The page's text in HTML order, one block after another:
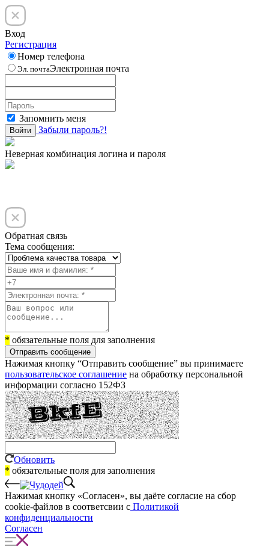
Вход
Регистрация
Номер телефона
Эл. почтаЭлектронная почта
Запомнить меня
Войти Забыли пароль?!
Неверная комбинация логина и пароля
Обратная связь
Тема сообщения:
* обязательные поля для заполнения
Отправить сообщение
Нажимая кнопку “Отправить сообщение” вы принимаете
пользовательское соглашение на обработку персональной
информации согласно 152ФЗ
Обновить
* обязательные поля для заполнения
Нажимая кнопку «Согласен», вы даёте cогласие на сбор
cookie-файлов в соответсвии с Политикой
конфиденциальности
Согласен